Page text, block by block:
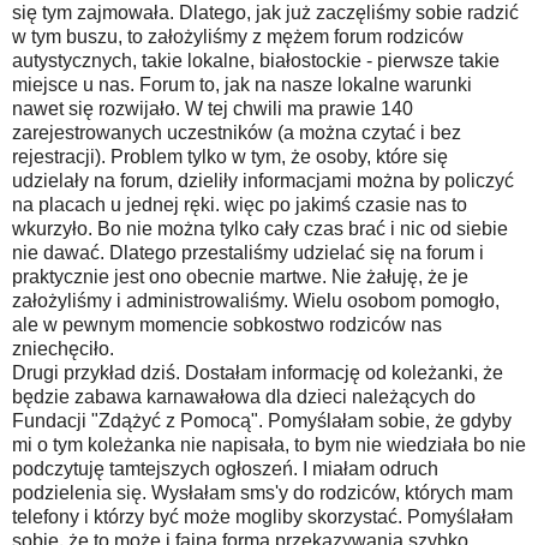
się tym zajmowała. Dlatego, jak już zaczęliśmy sobie radzić
w tym buszu, to założyliśmy z mężem forum rodziców
autystycznych, takie lokalne, białostockie - pierwsze takie
miejsce u nas. Forum to, jak na nasze lokalne warunki
nawet się rozwijało. W tej chwili ma prawie 140
zarejestrowanych uczestników (a można czytać i bez
rejestracji). Problem tylko w tym, że osoby, które się
udzielały na forum, dzieliły informacjami można by policzyć
na placach u jednej ręki. więc po jakimś czasie nas to
wkurzyło. Bo nie można tylko cały czas brać i nic od siebie
nie dawać. Dlatego przestaliśmy udzielać się na forum i
praktycznie jest ono obecnie martwe. Nie żałuję, że je
założyliśmy i administrowaliśmy. Wielu osobom pomogło,
ale w pewnym momencie sobkostwo rodziców nas
zniechęciło.
Drugi przykład dziś. Dostałam informację od koleżanki, że
będzie zabawa karnawałowa dla dzieci należących do
Fundacji "Zdążyć z Pomocą". Pomyślałam sobie, że gdyby
mi o tym koleżanka nie napisała, to bym nie wiedziała bo nie
podczytuję tamtejszych ogłoszeń. I miałam odruch
podzielenia się. Wysłałam sms'y do rodziców, których mam
telefony i którzy być może mogliby skorzystać. Pomyślałam
sobie, że to może i fajna forma przekazywania szybko